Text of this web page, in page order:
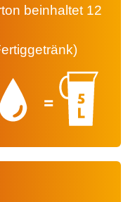
beinhaltet 12